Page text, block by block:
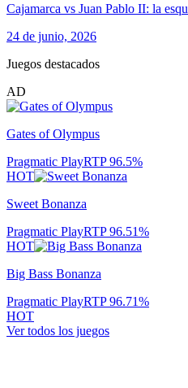
Cajamarca vs Juan Pablo II: la
24 de junio, 2026
Juegos destacados
AD
Gates of Olympus
Pragmatic PlayRTP96.5%
HOT
Sweet Bonanza
Pragmatic PlayRTP96.51%
HOT
Big Bass Bonanza
Pragmatic PlayRTP96.71%
HOT
Ver todos los juegos